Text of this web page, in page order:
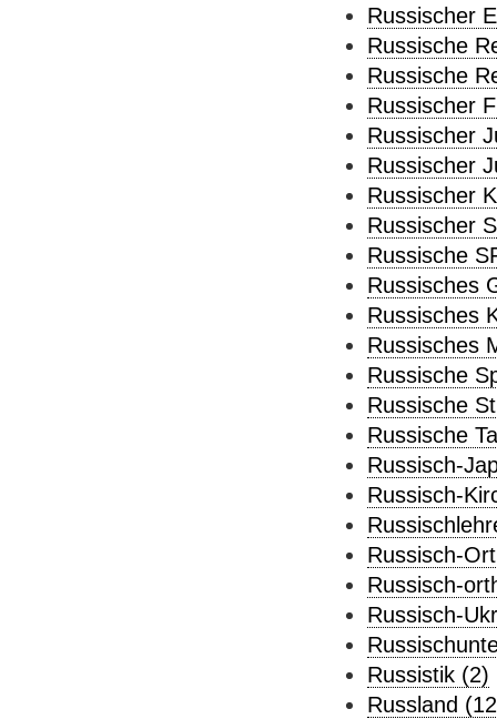
Russischer
Russische
Russische
Russischer
Russischer
Russischer
Russischer
Russischer
Russische
Russisches
Russisches
Russisches
Russische
Russische
Russische
Russisch-
Russisch-
Russisch-
Russisch-
Russisch-
Russistik (2)
Russland